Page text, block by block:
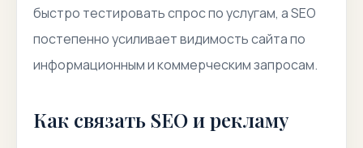
быстро тестировать спрос по услугам, а SEO
постепенно усиливает видимость сайта по
информационным и коммерческим запросам.
Как связать SEO и рекламу